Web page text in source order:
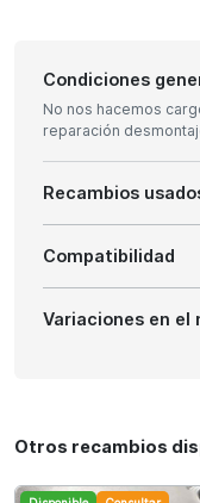
Condiciones
No nos hacemos
reparación
Recambios
Compatibilidad
Variaciones en el
Otros recambios